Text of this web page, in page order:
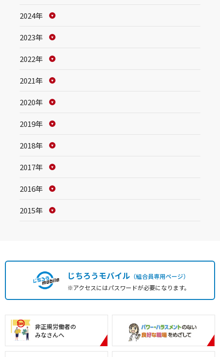
2024年
2023年
2022年
2021年
2020年
2019年
2018年
2017年
2016年
2015年
じちろうモバイル（組合員専用ページ）
※アクセスにはパスワードが必要になります。
非正規労働者の
みなさんへ